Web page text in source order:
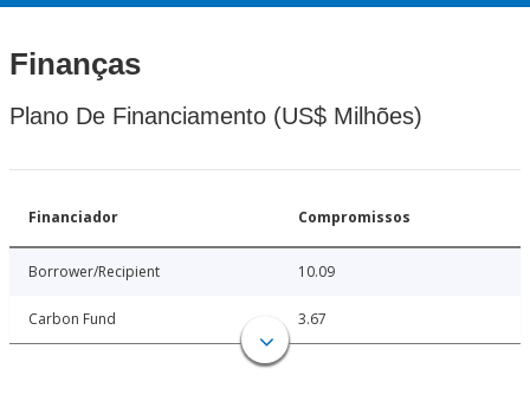
Finanças
Plano De Financiamento (US$ Milhões)
Financiador Compromissos
Borrower/Recipient 10.09
Carbon Fund 3.67